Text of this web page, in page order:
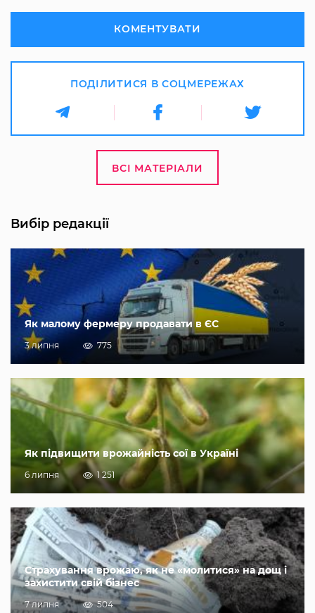
КОМЕНТУВАТИ
ПОДІЛИТИСЯ В СОЦМЕРЕЖАХ
ВСІ МАТЕРІАЛИ
Вибір редакції
Як малому фермеру продавати в ЄС
3 липня 775
Як підвищити врожайність сої в Україні
6 липня 1 251
Страхування врожаю, як не «молитися» на дощ і
захистити свій бізнес
7 липня 504